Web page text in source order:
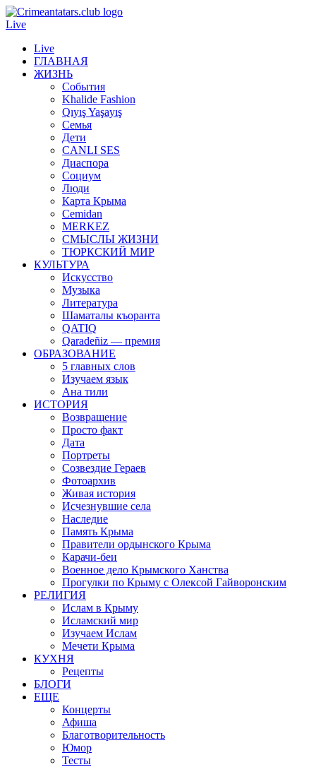
Live
Live
ГЛАВНАЯ
ЖИЗНЬ
События
Khalide Fashion
Qıyış Yaşayış
Семья
Дети
CANLI SES
Диаспора
Социум
Люди
Карта Крыма
Cemidan
МERKEZ
СМЫСЛЫ ЖИЗНИ
ТЮРКСКИЙ МИР
КУЛЬТУРА
Искусство
Музыка
Литература
Шаматалы къоранта
QATIQ
Qaradeñiz — премия
ОБРАЗОВАНИЕ
5 главных слов
Изучаем язык
Ана тили
ИСТОРИЯ
Возвращение
Просто факт
Дата
Портреты
Созвездие Гераев
Фотоархив
Живая история
Исчезнувшие села
Наследие
Память Крыма
Правители ордынского Крыма
Карачи-беи
Военное дело Крымского Ханства
Прогулки по Крыму с Олексой Гайворонским
РЕЛИГИЯ
Ислам в Крыму
Исламский мир
Изучаем Ислам
Мечети Крыма
КУХНЯ
Рецепты
БЛОГИ
ЕЩЕ
Концерты
Афиша
Благотворительность
Юмор
Тесты